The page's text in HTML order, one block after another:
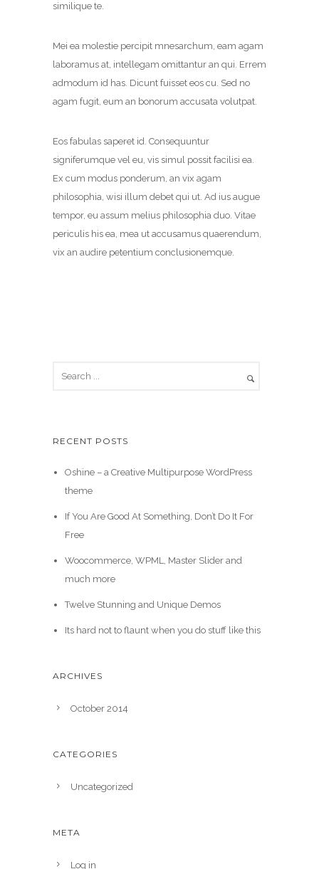
similique te.
Mei ea molestie percipit mnesarchum, eam agam
laboramus at, intellegam omittantur an qui. Errem
admodum id has. Dicunt fuisset eos cu. Sed no
agam fugit, eum an bonorum accusata volutpat.
Eos fabulas saperet id. Consequuntur
signiferumque vel eu, vis simul possit facilisi ea.
Ex cum modus ponderum, an vix agam
philosophia, wisi illum debet qui ut. Ad ius augue
tempor, eu assum melius philosophia duo. Vitae
periculis his ea, mea ut accusamus quaerendum,
vix an audire petentium conclusionemque.
RECENT POSTS
Oshine – a Creative Multipurpose WordPress
theme
If You Are Good At Something, Don’t Do It For
Free
Woocommerce, WPML, Master Slider and
much more
Twelve Stunning and Unique Demos
Its hard not to flaunt when you do stuff like this
ARCHIVES
October 2014
CATEGORIES
Uncategorized
META
Log in